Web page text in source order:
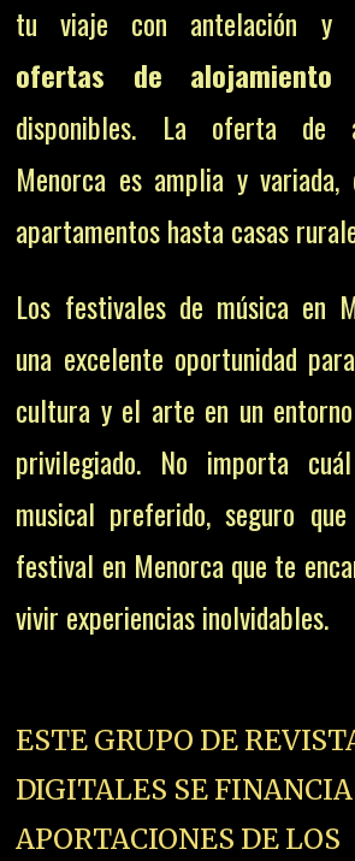
tu viaje con antelación y
ofertas de alojamiento
disponibles. La oferta de
Menorca es amplia y variada,
apartamentos hasta casas
Los festivales de música en
una excelente oportunidad
cultura y el arte en un
privilegiado. No importa
musical preferido, seguro
festival en Menorca que te
vivir experiencias inolvidables.
ESTE GRUPO DE
DIGITALES SE
APORTACIONES DE LOS